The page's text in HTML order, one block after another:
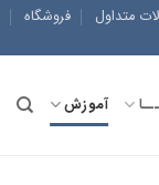
متداول فروشگاه
آموزش